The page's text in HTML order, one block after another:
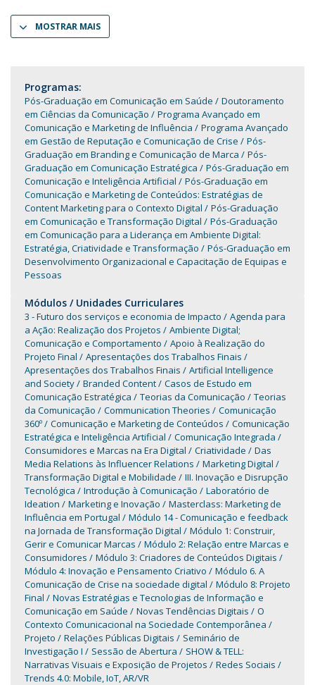
MOSTRAR MAIS
Programas:
Pós-Graduação em Comunicação em Saúde
Doutoramento
em Ciências da Comunicação
Programa Avançado em
Comunicação e Marketing de Influência
Programa Avançado
em Gestão de Reputação e Comunicação de Crise
Pós-
Graduação em Branding e Comunicação de Marca
Pós-
Graduação em Comunicação Estratégica
Pós-Graduação em
Comunicação e Inteligência Artificial
Pós-Graduação em
Comunicação e Marketing de Conteúdos: Estratégias de
Content Marketing para o Contexto Digital
Pós-Graduação
em Comunicação e Transformação Digital
Pós-Graduação
em Comunicação para a Liderança em Ambiente Digital:
Estratégia, Criatividade e Transformação
Pós-Graduação em
Desenvolvimento Organizacional e Capacitação de Equipas e
Pessoas
Módulos / Unidades Curriculares
3 - Futuro dos serviços e economia de Impacto
Agenda para
a Ação: Realização dos Projetos
Ambiente Digital;
Comunicação e Comportamento
Apoio à Realização do
Projeto Final
Apresentações dos Trabalhos Finais
Apresentações dos Trabalhos Finais
Artificial Intelligence
and Society
Branded Content
Casos de Estudo em
Comunicação Estratégica
Teorias da Comunicação
Teorias
da Comunicação
Communication Theories
Comunicação
360º
Comunicação e Marketing de Conteúdos
Comunicação
Estratégica e Inteligência Artificial
Comunicação Integrada
Consumidores e Marcas na Era Digital
Criatividade
Das
Media Relations às Influencer Relations
Marketing Digital
Transformação Digital e Mobilidade
III. Inovação e Disrupção
Tecnológica
Introdução à Comunicação
Laboratório de
Ideation
Marketing e Inovação
Masterclass: Marketing de
Influência em Portugal
Módulo 14 - Comunicação e feedback
na Jornada de Transformação Digital
Módulo 1: Construir,
Gerir e Comunicar Marcas
Módulo 2: Relação entre Marcas e
Consumidores
Módulo 3: Criadores de Conteúdos Digitais
Módulo 4: Inovação e Pensamento Criativo
Módulo 6. A
Comunicação de Crise na sociedade digital
Módulo 8: Projeto
Final
Novas Estratégias e Tecnologias de Informação e
Comunicação em Saúde
Novas Tendências Digitais
O
Contexto Comunicacional na Sociedade Contemporânea
Projeto
Relações Públicas Digitais
Seminário de
Investigação I
Sessão de Abertura
SHOW & TELL:
Narrativas Visuais e Exposição de Projetos
Redes Sociais
Trends 4.0: Mobile, IoT, AR/VR